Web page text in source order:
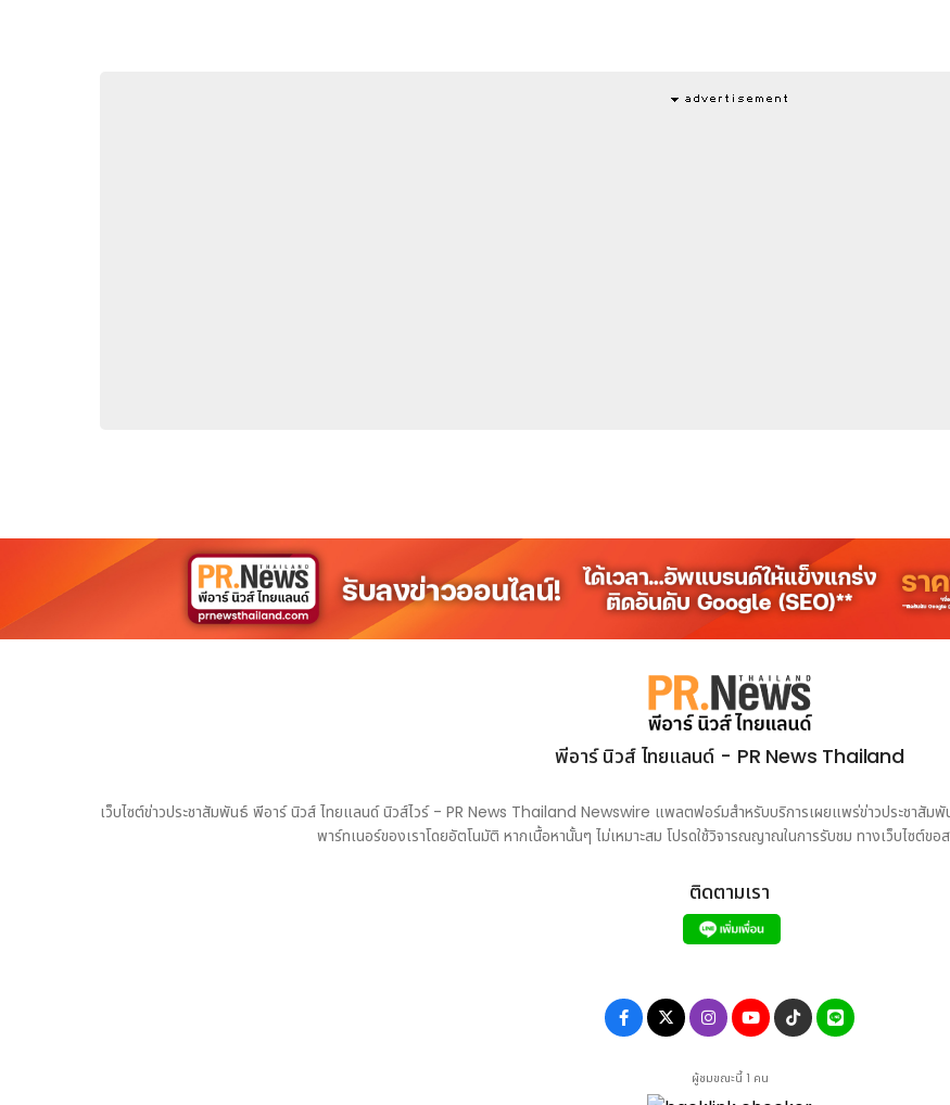
พีอาร์ นิวส์ ไทยแลนด์ - PR News Thailand
เว็บไซต์ข่าวประชาสัมพันธ์ พีอาร์ นิวส์ ไทยแลนด์ นิวส์ไวร์ - PR News Thailand Newswire แพลตฟอร์มสำหรับบริการเผยแพร่ข่าวประชาสัม
พาร์ทเนอร์ของเราโดยอัตโนมัติ หากเนื้อหานั้นๆ ไม่เหมาะสม โปรดใช้วิจารณญาณในการรับชม ทางเว็บไซต์
ติดตามเรา
ผู้ชมขณะนี้ 1 คน